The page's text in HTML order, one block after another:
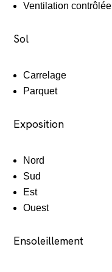
Ventilation contrôlée
Sol
Carrelage
Parquet
Exposition
Nord
Sud
Est
Ouest
Ensoleillement